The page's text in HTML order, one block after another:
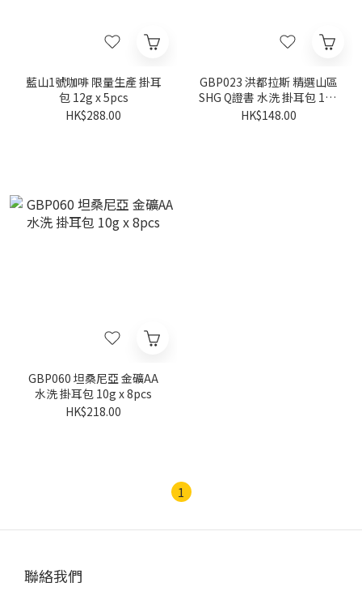
藍山1號咖啡 限量生產 掛耳
包 12g x 5pcs
HK$288.00
GBP023 洪都拉斯 精選山區
SHG Q證書 水洗 掛耳包 10g
x 8pcs
HK$148.00
GBP060 坦桑尼亞 金礦AA
水洗 掛耳包 10g x 8pcs
HK$218.00
1
聯絡我們